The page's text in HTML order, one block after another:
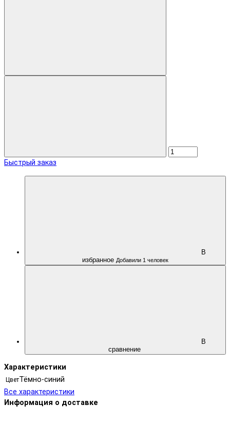
Быстрый заказ
В
избранное Добавили 1 человек
В
сравнение
Характеристики
ЦветТёмно-синий
Все характеристики
Информация о доставке